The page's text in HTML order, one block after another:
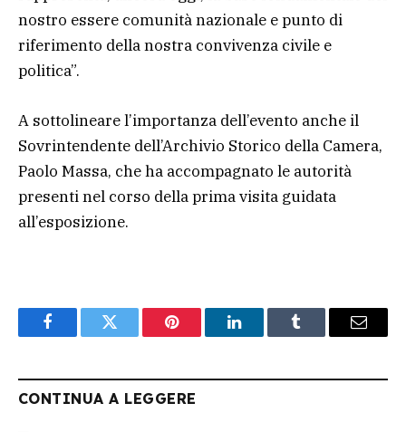
nostro essere comunità nazionale e punto di
riferimento della nostra convivenza civile e
politica”.
A sottolineare l’importanza dell’evento anche il
Sovrintendente dell’Archivio Storico della Camera,
Paolo Massa, che ha accompagnato le autorità
presenti nel corso della prima visita guidata
all’esposizione.
FacebookTwitter Pinterest LinkedInTumblr Email
CONTINUA A LEGGERE